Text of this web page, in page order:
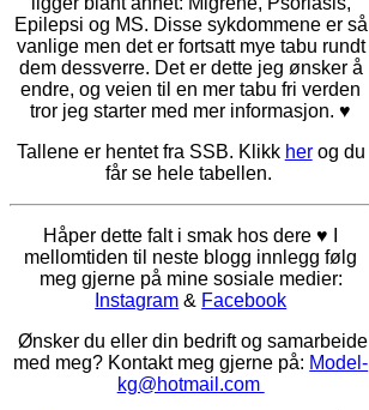
Epilepsi og MS. Disse sykdommene er så
vanlige men det er fortsatt mye tabu rundt
dem dessverre. Det er dette jeg ønsker å
endre, og veien til en mer tabu fri verden
tror jeg starter med mer informasjon. ♥
Tallene er hentet fra SSB. Klikk herog du
får se hele tabellen.
Håper dette falt i smak hos dere ♥ I
mellomtiden til neste blogg innlegg følg
meg gjerne på mine sosiale medier:
Instagram & Facebook
Ønsker du eller din bedrift og samarbeide
med meg? Kontakt meg gjerne på: Model-
kg@hotmail.com